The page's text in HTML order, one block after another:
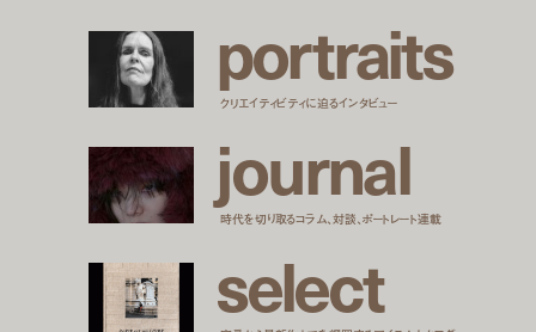
portraits
クリエイティビティに迫るインタビュー
journal
時代を切り取るコラム、対談、ポートレート連載
select